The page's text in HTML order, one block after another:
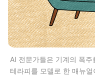
AI 전문가들은 기계의 폭
테라피를 모델로 한 매뉴